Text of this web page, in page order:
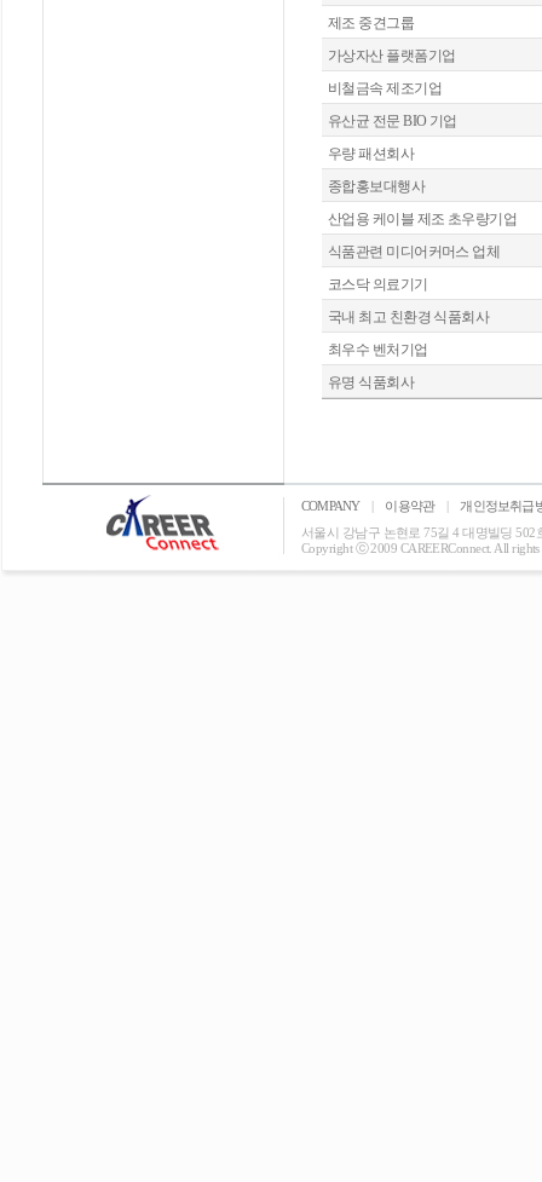
제조 중견그룹
가상자산 플랫폼기업
비철금속 제조기업
유산균 전문 BIO 기업
우량 패션회사
종합홍보대행사
산업용 케이블 제조 초우량기업
식품관련 미디어커머스 업체
코스닥 의료기기
국내 최고 친환경 식품회사
최우수 벤처기업
유명 식품회사
COMPANY | 이용약관 |
개인정보취급
서울시 강남구 논현로 75길 4 대명빌딩 502
Copyright ⓒ 2009 CAREERConnect. All rights